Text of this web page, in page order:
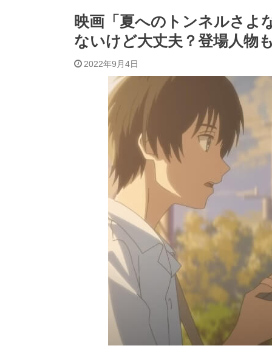
映画「夏へのトンネルさよ
ないけど大丈夫？登場人物
2022年9月4日